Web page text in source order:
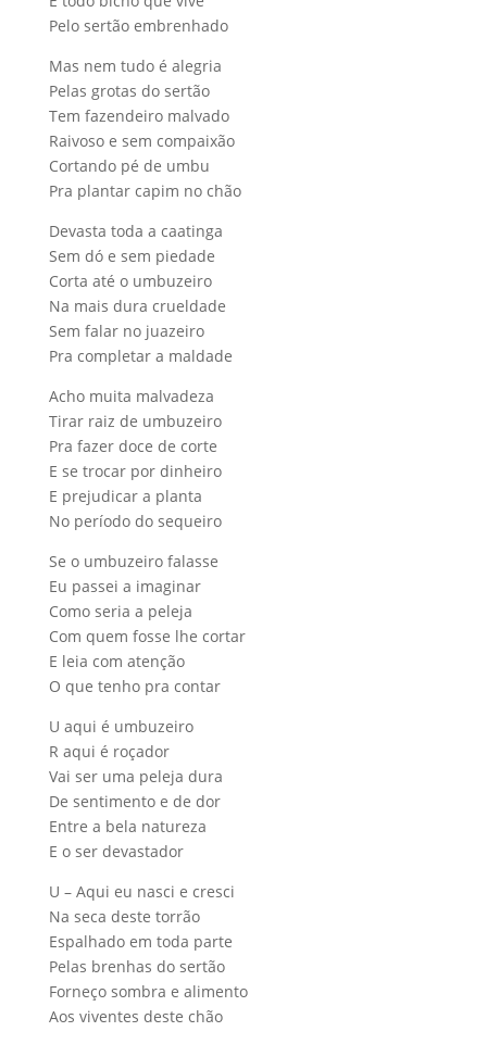
Pelo sertão embrenhado
Mas nem tudo é alegria
Pelas grotas do sertão
Tem fazendeiro malvado
Raivoso e sem compaixão
Cortando pé de umbu
Pra plantar capim no chão
Devasta toda a caatinga
Sem dó e sem piedade
Corta até o umbuzeiro
Na mais dura crueldade
Sem falar no juazeiro
Pra completar a maldade
Acho muita malvadeza
Tirar raiz de umbuzeiro
Pra fazer doce de corte
E se trocar por dinheiro
E prejudicar a planta
No período do sequeiro
Se o umbuzeiro falasse
Eu passei a imaginar
Como seria a peleja
Com quem fosse lhe cortar
E leia com atenção
O que tenho pra contar
U aqui é umbuzeiro
R aqui é roçador
Vai ser uma peleja dura
De sentimento e de dor
Entre a bela natureza
E o ser devastador
U – Aqui eu nasci e cresci
Na seca deste torrão
Espalhado em toda parte
Pelas brenhas do sertão
Forneço sombra e alimento
Aos viventes deste chão